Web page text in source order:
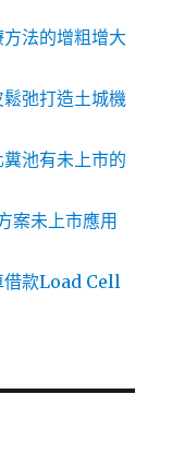
法的增粗增大
弛打造土城機
池有未上市的
案未上市應用
借款Load Cell